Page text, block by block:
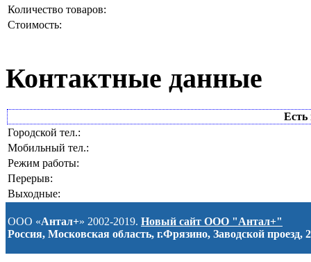
Количество товаров:
Стоимость:
Контактные данные
Есть
Городской тел.:
Мобильный тел.:
Режим работы:
Перерыв:
Выходные:
ООО «Антал+» 2002-2019. Новый сайт ООО "Антал+"
Россия, Московская область, г.Фрязино, Заводской проезд, 2